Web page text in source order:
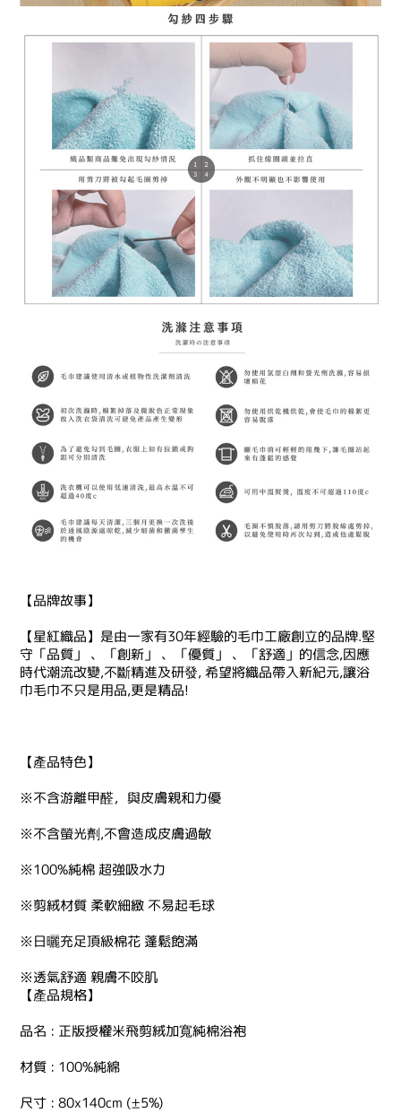
【品牌故事】
【星紅織品】是由一家有30年經驗的毛巾工廠創立的品牌.堅
守「品質」 、「創新」 、「優質」 、「舒適」的信念,因應
時代潮流改變,不斷精進及研發, 希望將織品帶入新紀元,讓浴
巾毛巾不只是用品,更是精品!
【產品特色】
※不含游離甲醛，與皮膚親和力優
※不含螢光劑,不會造成皮膚過敏
※100%純棉 超強吸水力
※剪絨材質 柔軟細緻 不易起毛球
※日曬充足頂級棉花 蓬鬆飽滿
※透氣舒適 親膚不咬肌
【產品規格】
品名 : 正版授權米飛剪絨加寬純棉浴袍
材質 : 100%純綿
尺寸 : 80x140cm (±5%)